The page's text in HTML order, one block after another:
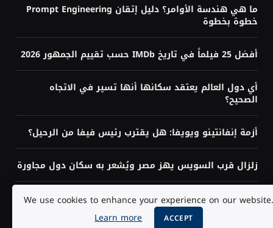
ما هي هندسة الأوامر؟ دليل إتقان Prompt Engineering
خطوة بخطوة
أفضل 25 فيلماً في تاريخ IMDb حسب تقييم الجمهور 2026
أي دول العالم يعتقد سكانها أنها تسير في الاتجاه
الصحيح؟
أزمة إنفانتينو ويويفا: هل يقترب رئيس فيفا من الرحيل؟
زلزال قرب السويس يهز مصر ويُشعر به سكان دول مجاورة
هل تحتاج إلى البرمجة لتعلم الذكاء الاصطناعي؟ الإجابة
We use cookies to enhance your experience on our website.
Learn more
ACCEPT